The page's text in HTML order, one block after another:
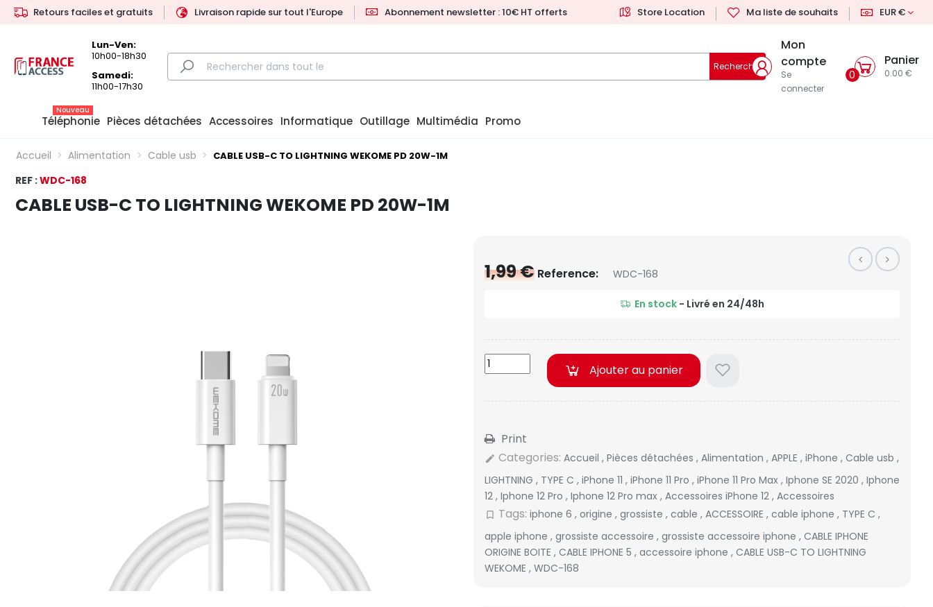
Retours faciles et gratuits Livraison rapide sur tout l'Europe Abonnement newsletter : 10€ HT offerts Store Location Ma liste de souhaits EUR €
Lun-Ven:
10h00-18h30
Samedi:
11h00-17h30
Rechercher
Mon
compte
Se
connecter
0
Panier
0.00 €
Téléphonie
Nouveau
Pièces détachées Accessoires Informatique Outillage Multimédia Promo
Accueil Alimentation Cable usb CABLE USB-C TO LIGHTNING WEKOME PD 20W-1M
REF :WDC-168
CABLE USB-C TO LIGHTNING WEKOME PD 20W-1M
1,99 € Reference: WDC-168
En stock - Livré en 24/48h
Ajouter au panier
Print
edit Categories: Accueil , Pièces détachées , Alimentation , APPLE , iPhone , Cable usb ,
LIGHTNING , TYPE C , iPhone 11 , iPhone 11 Pro , iPhone 11 Pro Max , Iphone SE 2020 , Iphone
12 , Iphone 12 Pro , Iphone 12 Pro max , Accessoires iPhone 12 , Accessoires
bookmark_border Tags: iphone 6 , origine , grossiste , cable , ACCESSOIRE , cable iphone , TYPE C ,
apple iphone , grossiste accessoire , grossiste accessoire iphone , CABLE IPHONE
ORIGINE BOITE , CABLE IPHONE 5 , accessoire iphone , CABLE USB-C TO LIGHTNING
WEKOME , WDC-168